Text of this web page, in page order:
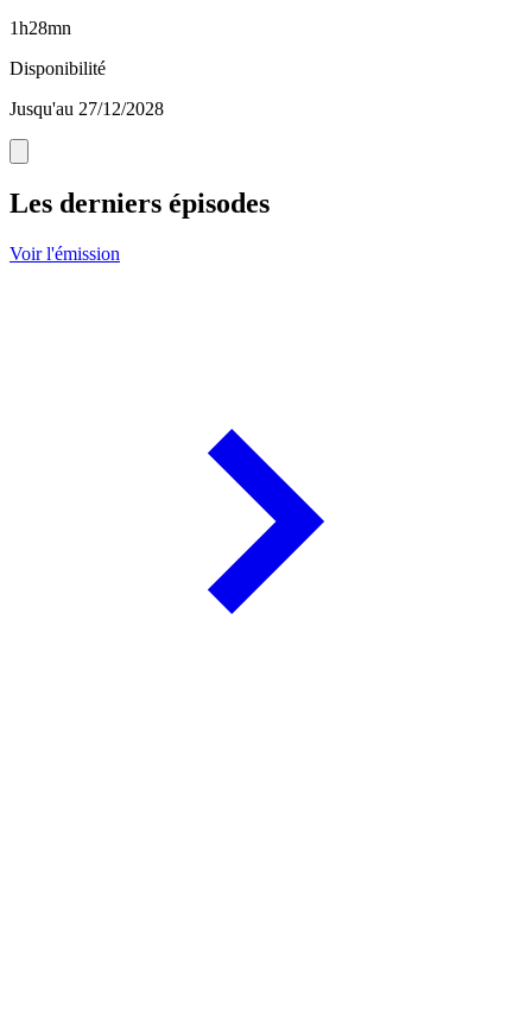
1h28mn
Disponibilité
Jusqu'au 27/12/2028
Les derniers épisodes
Voir l'émission